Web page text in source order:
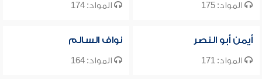
المواد: 175 المواد: 174
أيمن أبو النصر
المواد: 171
نواف السالم
المواد: 164